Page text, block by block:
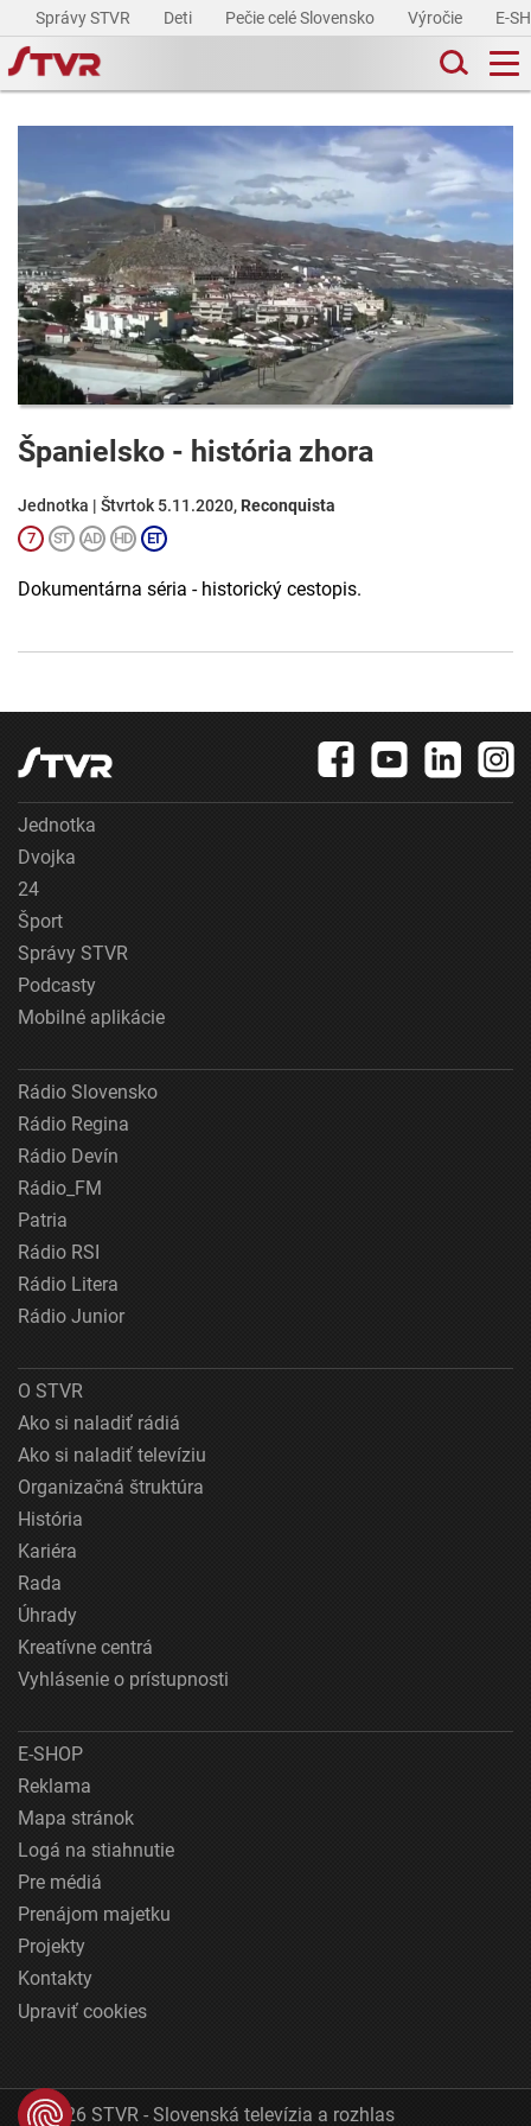
Správy STVR Deti Pečie celé Slovensko Výročie E-
Španielsko - história zhora
Jednotka | Štvrtok 5.11.2020, Reconquista
Dokumentárna séria - historický cestopis.
Jednotka
Dvojka
24
Šport
Správy STVR
Podcasty
Mobilné aplikácie
Rádio Slovensko
Rádio Regina
Rádio Devín
Rádio_FM
Patria
Rádio RSI
Rádio Litera
Rádio Junior
O STVR
Ako si naladiť rádiá
Ako si naladiť televíziu
Organizačná štruktúra
História
Kariéra
Rada
Úhrady
Kreatívne centrá
Vyhlásenie o prístupnosti
E-SHOP
Reklama
Mapa stránok
Logá na stiahnutie
Pre médiá
Prenájom majetku
Projekty
Kontakty
Upraviť cookies
© 2026 STVR - Slovenská televízia a rozhlas